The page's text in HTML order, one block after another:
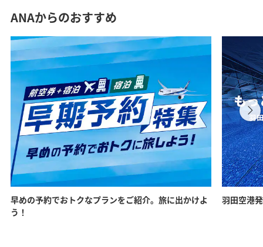
ANAからのおすすめ
早めの予約でおトクなプランをご紹介。旅に出かけよ
う！
羽田空港